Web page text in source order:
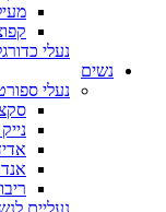
נעלי
נשים
נעלי
נעליים